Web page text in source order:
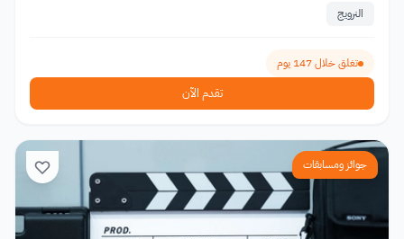
النرويج
تغلق خلال 147 يوم
تقدم الآن
جوائز ومسابقات